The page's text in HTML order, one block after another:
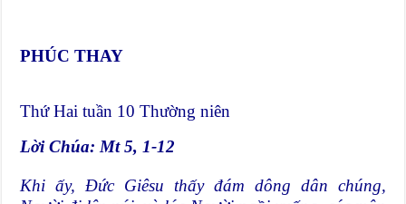
PHÚC THAY
Thứ Hai tuần 10 Thường niên
Lời Chúa: Mt 5, 1-12
Khi ấy, Đức Giêsu thấy đám dông dân chúng,